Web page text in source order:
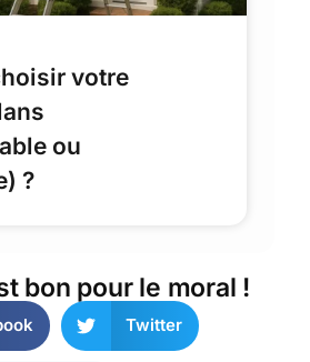
votre
ou
?
bon pour le moral !
Twitter